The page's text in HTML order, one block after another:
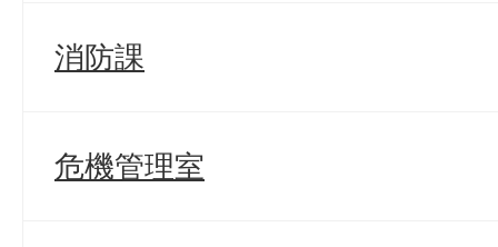
消防課
危機管理室